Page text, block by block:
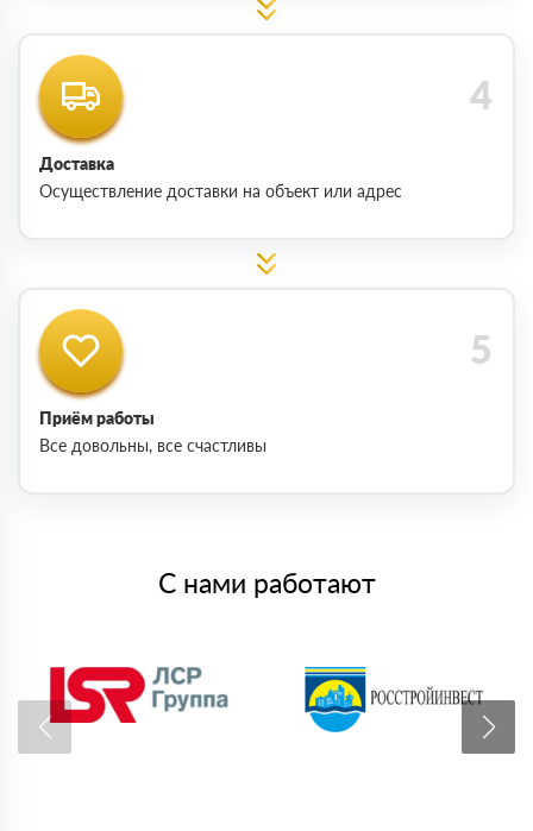
Доставка
Осуществление доставки на объект или адрес
Приём работы
Все довольны, все счастливы
С нами работают